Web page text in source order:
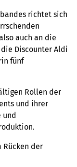
richtet sich
auch an die
Discounter Aldi
fünf
Rollen der
und ihrer
und
Rücken der